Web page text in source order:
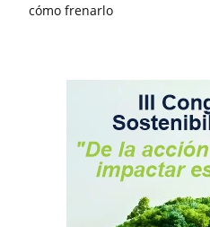
cómo frenarlo